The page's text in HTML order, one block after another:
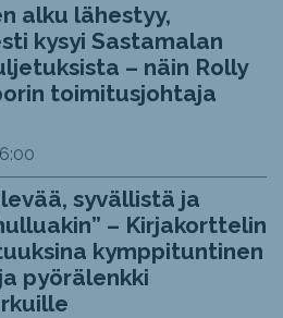
alku lähestyy,
kysyi Sastamalan
– näin Rolly
toimitusjohtaja
syvällistä ja
– Kirjakorttelin
kymppituntinen
pyörälenkki